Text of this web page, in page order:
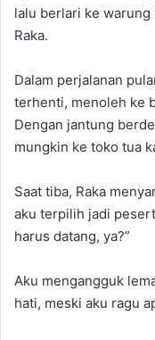
lalu berlari ke
Raka.
Dalam perjalanan
terhenti, menoleh ke
Dengan jantung
mungkin ke toko tua
Saat tiba, Raka
aku terpilih jadi
harus datang, ya?”
Aku mengangguk
hati, meski aku ragu